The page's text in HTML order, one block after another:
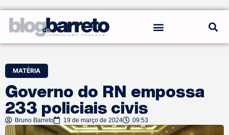
MATÉRIA
Governo do RN empossa
233 policiais civis
Bruno Barreto 19 de março de 2024 09:53